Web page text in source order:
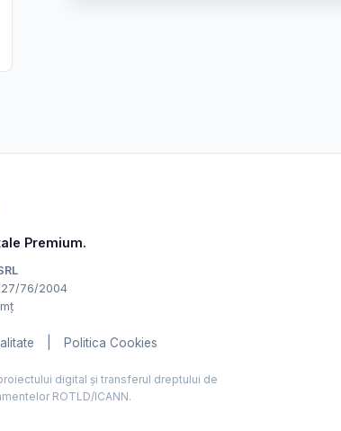
Premium.
76/2004
Politica Cookies
digital și transferul dreptului de
ROTLD/ICANN.